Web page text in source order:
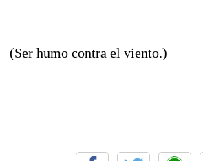
(Ser humo contra el viento.)